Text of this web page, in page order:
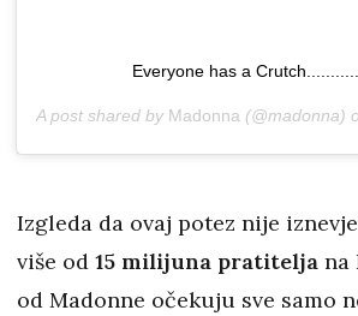
Everyone has a
A post shared by Madonna (@madonna)
Izgleda da ovaj potez nije
više od 15 milijuna pratitelja na
od Madonne očekuju sve samo